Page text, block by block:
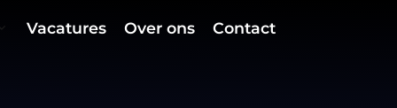
Vacatures Over ons Contact